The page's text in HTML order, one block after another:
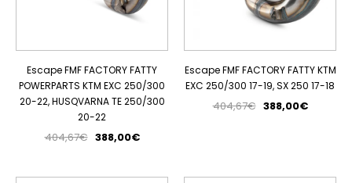
Escape FMF FACTORY FATTY
POWERPARTS KTM EXC 250/300
20-22, HUSQVARNA TE 250/300
20-22
404,67€ 388,00€
Escape FMF FACTORY FATTY KTM
EXC 250/300 17-19, SX 250 17-18
404,67€ 388,00€